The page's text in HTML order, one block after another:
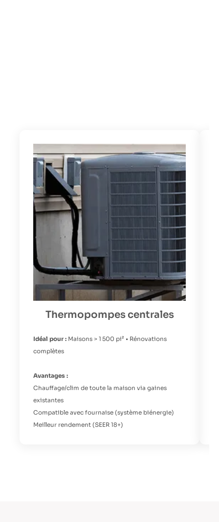
Thermopompes centrales
Idéal pour : Maisons > 1 500 pi² • Rénovations
complètes
Avantages :
Chauffage/clim de toute la maison via gaines
existantes
Compatible avec fournaise (système biénergie)
Meilleur rendement (SEER 18+)